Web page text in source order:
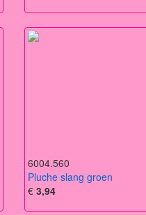
6004.560
Pluche slang groen
€ 3,94